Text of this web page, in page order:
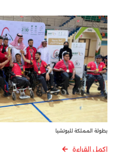
بطولة المملكة للبوتشيا
اكمل القراءة